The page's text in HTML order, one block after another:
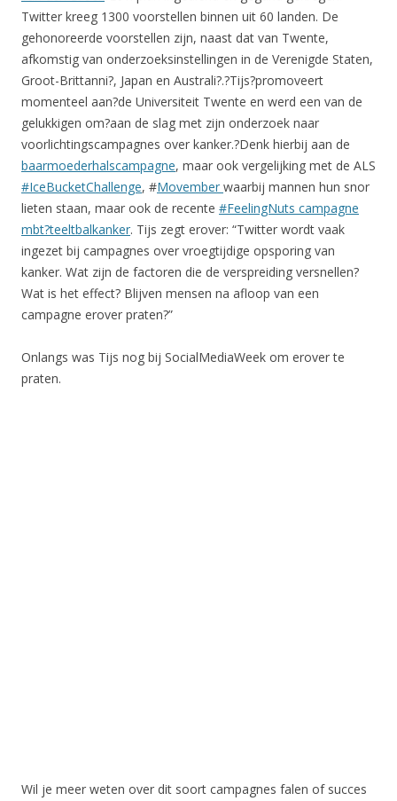
Twitter kreeg 1300 voorstellen binnen uit 60 landen. De
gehonoreerde voorstellen zijn, naast dat van Twente,
afkomstig van onderzoeksinstellingen in de Verenigde Staten,
Groot-Brittanni?, Japan en Australi?.?Tijs?promoveert
momenteel aan?de Universiteit Twente en werd een van de
gelukkigen om?aan de slag met zijn onderzoek naar
voorlichtingscampagnes over kanker.?Denk hierbij aan de
baarmoederhalscampagne, maar ook vergelijking met de ALS
#IceBucketChallenge, #Movember waarbij mannen hun snor
lieten staan, maar ook de recente #FeelingNuts campagne
mbt?teeltbalkanker. Tijs zegt erover: “Twitter wordt vaak
ingezet bij campagnes over vroegtijdige opsporing van
kanker. Wat zijn de factoren die de verspreiding versnellen?
Wat is het effect? Blijven mensen na afloop van een
campagne erover praten?”
Onlangs was Tijs nog bij SocialMediaWeek om erover te
praten.
Wil je meer weten over dit soort campagnes falen of succes